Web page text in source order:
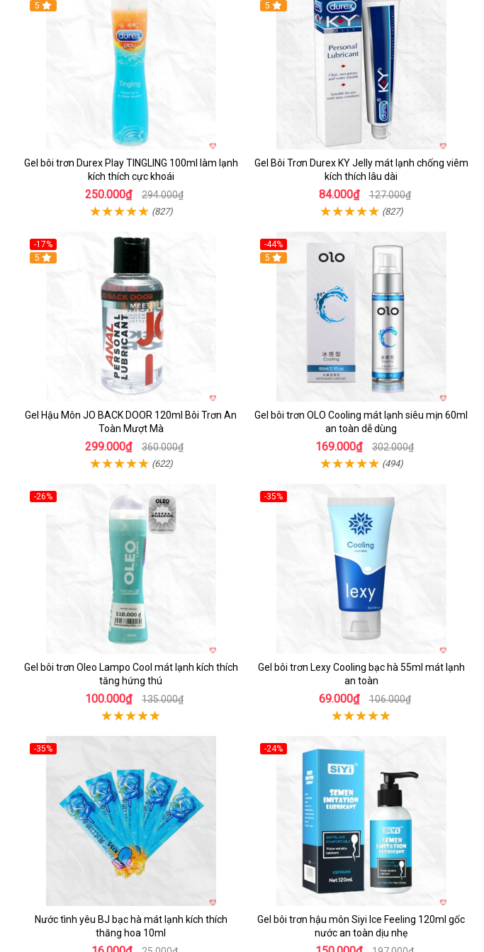
5
Gel bôi trơn Durex Play TINGLING 100ml làm lạnh
kích thích cực khoái
250.000₫ 294.000₫
(827)
5
Gel Bôi Trơn Durex KY Jelly mát lạnh chống viêm
kích thích lâu dài
84.000₫ 127.000₫
(827)
-17%
5
Gel Hậu Môn JO BACK DOOR 120ml Bôi Trơn An
Toàn Mượt Mà
299.000₫ 360.000₫
(622)
-44%
5
Gel bôi trơn OLO Cooling mát lạnh siêu mịn 60ml
an toàn dễ dùng
169.000₫ 302.000₫
(494)
-26%
Gel bôi trơn Oleo Lampo Cool mát lạnh kích thích
tăng hứng thú
100.000₫ 135.000₫
-35%
Gel bôi trơn Lexy Cooling bạc hà 55ml mát lạnh
an toàn
69.000₫ 106.000₫
-35%
Nước tình yêu BJ bạc hà mát lạnh kích thích
thăng hoa 10ml
-24%
Gel bôi trơn hậu môn Siyi Ice Feeling 120ml gốc
nước an toàn dịu nhẹ